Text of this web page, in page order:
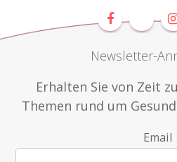
Newsletter-
Erhalten Sie von Zeit
Themen rund um
Email